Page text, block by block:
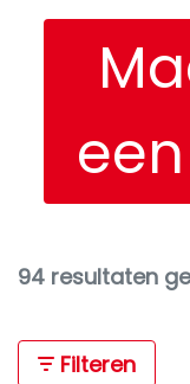
94 resultaten
Filteren